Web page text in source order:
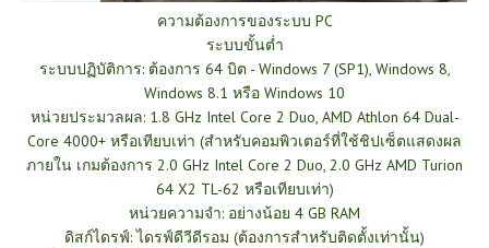
ความต้องการของระบบ PC
ระบบขั้นต่ำ
ระบบปฏิบัติการ: ต้องการ 64 บิต - Windows 7 (SP1), Windows 8,
Windows 8.1 หรือ Windows 10
หน่วยประมวลผล: 1.8 GHz Intel Core 2 Duo, AMD Athlon 64 Dual-
Core 4000+ หรือเทียบเท่า (สำหรับคอมพิวเตอร์ที่ใช้ชิปเซ็ตแสดงผล
ภายใน เกมต้องการ 2.0 GHz Intel Core 2 Duo, 2.0 GHz AMD Turion
64 X2 TL-62 หรือเทียบเท่า)
หน่วยความจำ: อย่างน้อย 4 GB RAM
ดิสก์ไดรฟ์: ไดรฟ์ดีวีดีรอม (ต้องการสำหรับติดตั้งเท่านั้น)